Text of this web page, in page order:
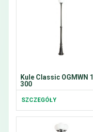
Kule Classic OGMWN 1
300
SZCZEGÓŁY